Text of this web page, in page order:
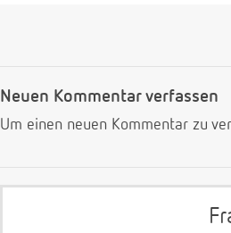
Neuen Kommentar verfassen
Um einen neuen Kommentar zu